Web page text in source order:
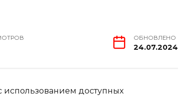
ОБНОВЛЕНО
24.07.2024
использованием доступных